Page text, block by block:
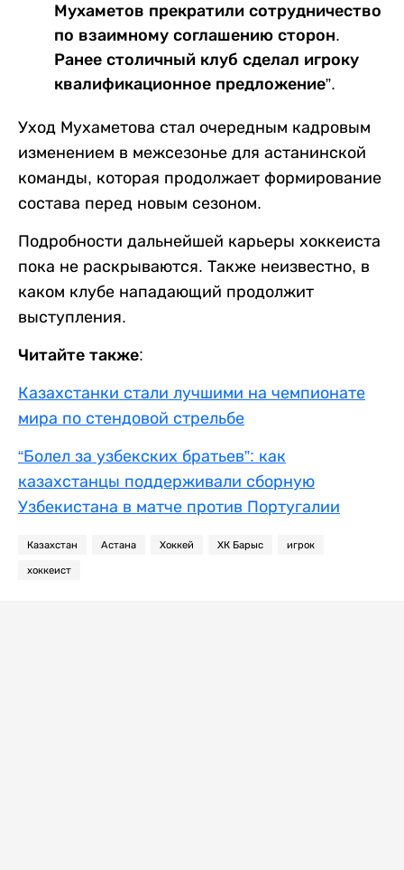
Мухаметов прекратили сотрудничество
по взаимному соглашению сторон.
Ранее столичный клуб сделал игроку
квалификационное предложение”.
Уход Мухаметова стал очередным кадровым
изменением в межсезонье для астанинской
команды, которая продолжает формирование
состава перед новым сезоном.
Подробности дальнейшей карьеры хоккеиста
пока не раскрываются. Также неизвестно, в
каком клубе нападающий продолжит
выступления.
Читайте также:
Казахстанки стали лучшими на чемпионате
мира по стендовой стрельбе
“Болел за узбекских братьев”: как
казахстанцы поддерживали сборную
Узбекистана в матче против Португалии
Казахстан Астана Хоккей ХК Барыс игрок
хоккеист